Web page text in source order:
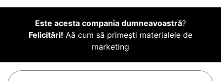
Este acesta compania dumneavoastră?
Felicitări! Aă cum să primești materialele de
marketing